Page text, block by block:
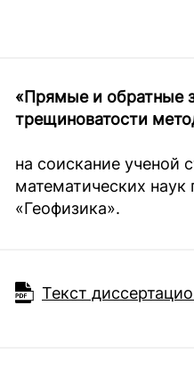
«Прямые и обратные
трещиноватости
на соискание ученой
математических наук
«Геофизика».
Текст